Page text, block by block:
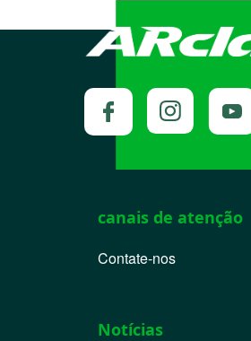
canais de atenção
Contate-nos
Notícias